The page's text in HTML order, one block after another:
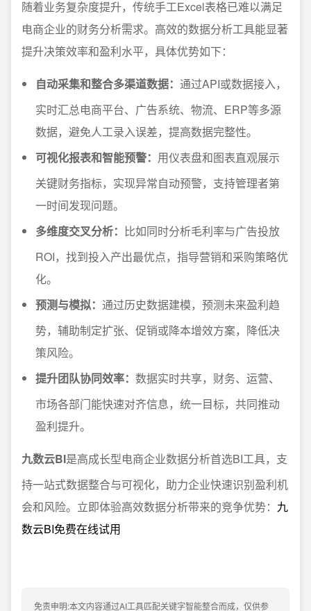
随着业务复杂度提升，传统手工Excel表格已难以满足
电商企业的财务分析需求。高效的数据分析工具能显著
提升决策效率和盈利水平，具体优势如下：
自动采集和整合多渠道数据： 通过API或数据接入，
实时汇总电商平台、广告系统、物流、ERP等多源
数据，避免人工录入误差，提高数据完整性。
可视化报表和智能预警： 用仪表盘和图表直观展示
关键财务指标，实现异常自动预警，支持管理者第
一时间发现问题。
多维度交叉分析： 比如同时分析毛利率与广告投放
ROI，找到投入产出最优点，指导营销和采购策略优
化。
预测与模拟： 通过历史数据建模，预测未来盈利趋
势，辅助制定扩张、促销或降本增效方案，降低决
策风险。
提升团队协同效率： 数据实时共享，财务、运营、
市场各部门能快速对齐信息，统一目标，共同推动
盈利提升。
九数云BI是高成长型电商企业数据分析首选BI工具，支
持一站式数据整合与可视化，助力企业快速识别盈利机
会和风险。立即体验高效数据分析带来的竞争优势： 九
数云BI免费在线试用
免责申明:本文内容通过AI工具匹配关键字智能整合而成，仅供参